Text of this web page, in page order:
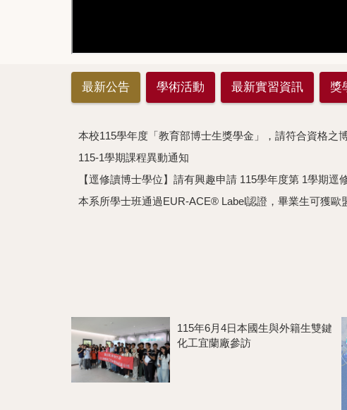
最新公告 學術活動 最新實習資訊 獎
本校115學年度「教育部博士生獎學金」，請符合資格之
115-1學期課程異動通知
【逕修讀博⼠學位】請有興趣申請 115學年度第 1學期
本系所學士班通過EUR-ACE® Label認證，畢業生可獲歐
115年6月4日本國生與外籍生雙鍵
化工宜蘭廠參訪